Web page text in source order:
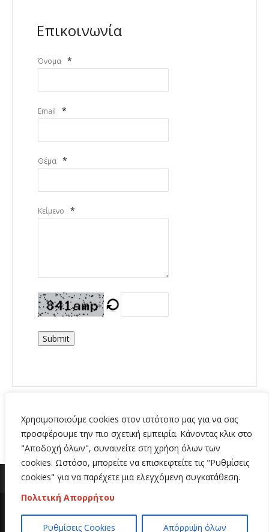
Χρησιμοποιούμε cookies στον ιστότοπο μας για να σας
προσφέρουμε την πιο σχετική εμπειρία. Κάνοντας κλικ στο
"Αποδοχή όλων", συναινείτε στη χρήση όλων των
cookies. Ωστόσο, μπορείτε να επισκεφτείτε τις "Ρυθμίσεις
cookies" για να παρέχετε μια ελεγχόμενη συγκατάθεση.
Πολιτική Απορρήτου
Ρυθμίσεις Cookies Απόρριψη όλων
Επικοινωνία
Όνομα *
Email *
Θέμα *
Κείμενο *
Submit
Copyright 2020 | All Rights Reserved | Κατασκευή